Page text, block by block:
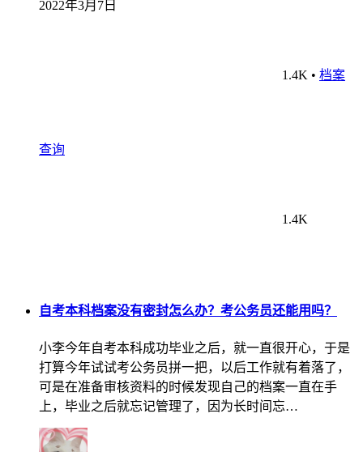
2022年3月7日
1.4K • 档案
查询
1.4K
自考本科档案没有密封怎么办？考公务员还能用吗？
小李今年自考本科成功毕业之后，就一直很开心，于是
打算今年试试考公务员拼一把，以后工作就有着落了，
可是在准备审核资料的时候发现自己的档案一直在手
上，毕业之后就忘记管理了，因为长时间忘…